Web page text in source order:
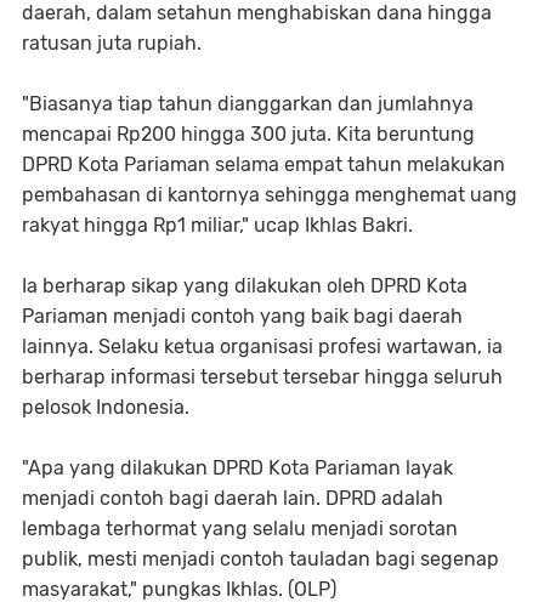
daerah, dalam setahun menghabiskan dana hingga
ratusan juta rupiah.
"Biasanya tiap tahun dianggarkan dan jumlahnya
mencapai Rp200 hingga 300 juta. Kita beruntung
DPRD Kota Pariaman selama empat tahun melakukan
pembahasan di kantornya sehingga menghemat uang
rakyat hingga Rp1 miliar," ucap Ikhlas Bakri.
Ia berharap sikap yang dilakukan oleh DPRD Kota
Pariaman menjadi contoh yang baik bagi daerah
lainnya. Selaku ketua organisasi profesi wartawan, ia
berharap informasi tersebut tersebar hingga seluruh
pelosok Indonesia.
"Apa yang dilakukan DPRD Kota Pariaman layak
menjadi contoh bagi daerah lain. DPRD adalah
lembaga terhormat yang selalu menjadi sorotan
publik, mesti menjadi contoh tauladan bagi segenap
masyarakat," pungkas Ikhlas. (OLP)